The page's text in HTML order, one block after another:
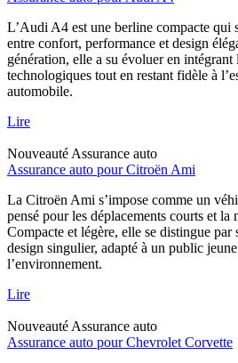
L’Audi A4 est une berline compacte qui
entre confort, performance et design
génération, elle a su évoluer en
technologiques tout en restant fidèle à
automobile.
Lire
Nouveauté Assurance auto
Assurance auto pour Citroën Ami
La Citroën Ami s’impose comme un
pensé pour les déplacements courts et la
Compacte et légère, elle se distingue par
design singulier, adapté à un public
l’environnement.
Lire
Nouveauté Assurance auto
Assurance auto pour Chevrolet Corvette